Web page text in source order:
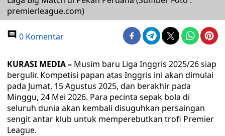
premierleague.com)
0 Komentar
KURASI MEDIA – Musim baru Liga Inggris 2025/26 siap
bergulir. Kompetisi papan atas Inggris ini akan dimulai
pada Jumat, 15 Agustus 2025, dan berakhir pada
Minggu, 24 Mei 2026. Para pecinta sepak bola di
seluruh dunia akan kembali disuguhkan persaingan
sengit antar klub untuk memperebutkan trofi Premier
League.